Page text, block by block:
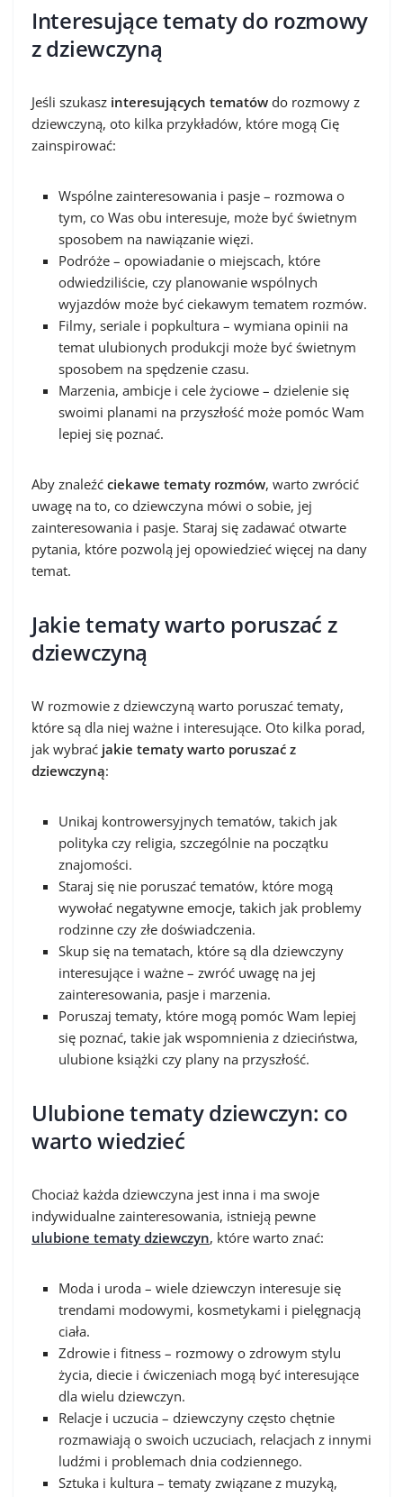
Interesujące tematy do rozmowy
z dziewczyną
Jeśli szukasz interesujących tematów do rozmowy z
dziewczyną, oto kilka przykładów, które mogą Cię
zainspirować:
Wspólne zainteresowania i pasje – rozmowa o
tym, co Was obu interesuje, może być świetnym
sposobem na nawiązanie więzi.
Podróże – opowiadanie o miejscach, które
odwiedziliście, czy planowanie wspólnych
wyjazdów może być ciekawym tematem rozmów.
Filmy, seriale i popkultura – wymiana opinii na
temat ulubionych produkcji może być świetnym
sposobem na spędzenie czasu.
Marzenia, ambicje i cele życiowe – dzielenie się
swoimi planami na przyszłość może pomóc Wam
lepiej się poznać.
Aby znaleźć ciekawe tematy rozmów, warto zwrócić
uwagę na to, co dziewczyna mówi o sobie, jej
zainteresowania i pasje. Staraj się zadawać otwarte
pytania, które pozwolą jej opowiedzieć więcej na dany
temat.
Jakie tematy warto poruszać z
dziewczyną
W rozmowie z dziewczyną warto poruszać tematy,
które są dla niej ważne i interesujące. Oto kilka porad,
jak wybrać jakie tematy warto poruszać z
dziewczyną:
Unikaj kontrowersyjnych tematów, takich jak
polityka czy religia, szczególnie na początku
znajomości.
Staraj się nie poruszać tematów, które mogą
wywołać negatywne emocje, takich jak problemy
rodzinne czy złe doświadczenia.
Skup się na tematach, które są dla dziewczyny
interesujące i ważne – zwróć uwagę na jej
zainteresowania, pasje i marzenia.
Poruszaj tematy, które mogą pomóc Wam lepiej
się poznać, takie jak wspomnienia z dzieciństwa,
ulubione książki czy plany na przyszłość.
Ulubione tematy dziewczyn: co
warto wiedzieć
Chociaż każda dziewczyna jest inna i ma swoje
indywidualne zainteresowania, istnieją pewne
ulubione tematy dziewczyn, które warto znać:
Moda i uroda – wiele dziewczyn interesuje się
trendami modowymi, kosmetykami i pielęgnacją
ciała.
Zdrowie i fitness – rozmowy o zdrowym stylu
życia, diecie i ćwiczeniach mogą być interesujące
dla wielu dziewczyn.
Relacje i uczucia – dziewczyny często chętnie
rozmawiają o swoich uczuciach, relacjach z innymi
ludźmi i problemach dnia codziennego.
Sztuka i kultura – tematy związane z muzyką,